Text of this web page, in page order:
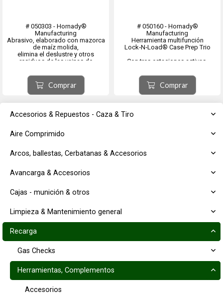
Accesorios & Repuestos - Caza & Tiro
Aire Comprimido
Arcos, ballestas, Cerbatanas & Accesorios
Avancarga & Accesorios
Cajas - munición & otros
Limpieza & Mantenimiento general
Recarga
Gas Checks
Herramientas, Complementos
Accesorios
# 050303 - Hornady®
Manufacturing
Abrasivo, elaborado con mazorca
de maíz molida,
elimina el deslustre y otros
residuos de las vainas de
Úselo con el pulidor de metales
One Shot® para obtener un
acabado brillante como nuevo.
Envase de 76 Oz.
Comprar
# 050160 - Hornady®
Manufacturing
Herramienta multifunción
Lock‑N‑Load® Case Prep Trio
Con tres estaciones activas,
los alojamientos de los
fulminantes sin necesidad de
cambiar de herramienta. El Lock-N-
Load® Case Prep Trio incluye
herramientas par...
Comprar